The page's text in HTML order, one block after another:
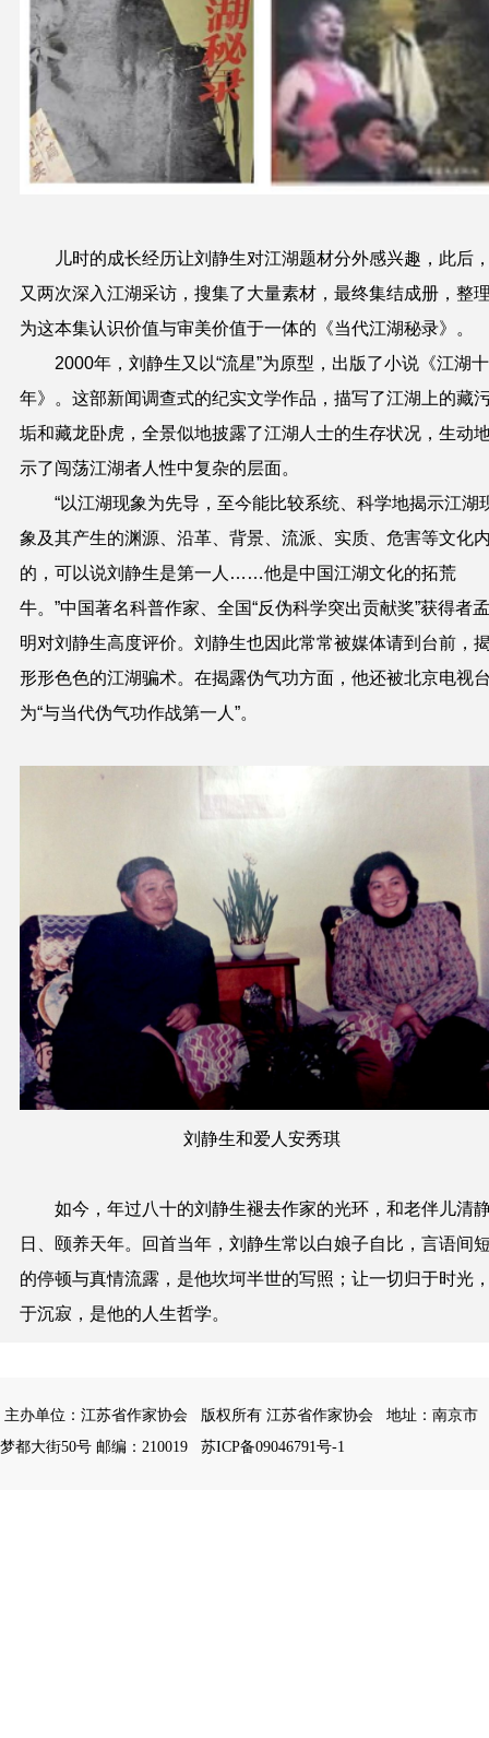
儿时的成长经历让刘静生对江湖题材分外感兴趣，此后
又两次深入江湖采访，搜集了大量素材，最终集结成册，整
为这本集认识价值与审美价值于一体的《当代江湖秘录》。
2000年，刘静生又以“流星”为原型，出版了小说《江湖
年》。这部新闻调查式的纪实文学作品，描写了江湖上的藏
垢和藏龙卧虎，全景似地披露了江湖人士的生存状况，生动
示了闯荡江湖者人性中复杂的层面。
“以江湖现象为先导，至今能比较系统、科学地揭示江湖
象及其产生的渊源、沿革、背景、流派、实质、危害等文化
的，可以说刘静生是第一人……他是中国江湖文化的拓荒
牛。”中国著名科普作家、全国“反伪科学突出贡献奖”获得者
明对刘静生高度评价。刘静生也因此常常被媒体请到台前，
形形色色的江湖骗术。在揭露伪气功方面，他还被北京电视
为“与当代伪气功作战第一人”。
刘静生和爱人安秀琪
如今，年过八十的刘静生褪去作家的光环，和老伴儿清
日、颐养天年。回首当年，刘静生常以白娘子自比，言语间
的停顿与真情流露，是他坎坷半世的写照；让一切归于时光
于沉寂，是他的人生哲学。
主办单位：江苏省作家协会 版权所有 江苏省作家协会
地址：南京市
梦都大街50号 邮编：210019
苏ICP备09046791号-1